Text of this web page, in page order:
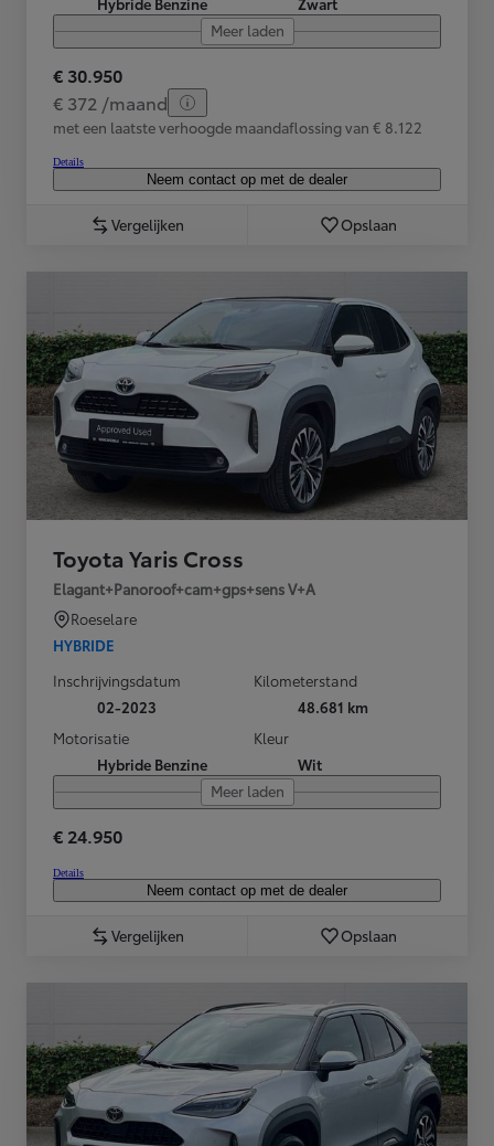
Meer laden
€ 30.950
€ 372 /maand
met een laatste verhoogde maandaflossing van € 8.122
Details
Neem contact op met de dealer
Vergelijken Opslaan
Toyota Yaris Cross
Elagant+Panoroof+cam+gps+sens V+A
Roeselare
HYBRIDE
Inschrijvingsdatum
02-2023
Kilometerstand
48.681 km
Motorisatie
Hybride Benzine
Kleur
Wit
Meer laden
€ 24.950
Details
Neem contact op met de dealer
Vergelijken Opslaan